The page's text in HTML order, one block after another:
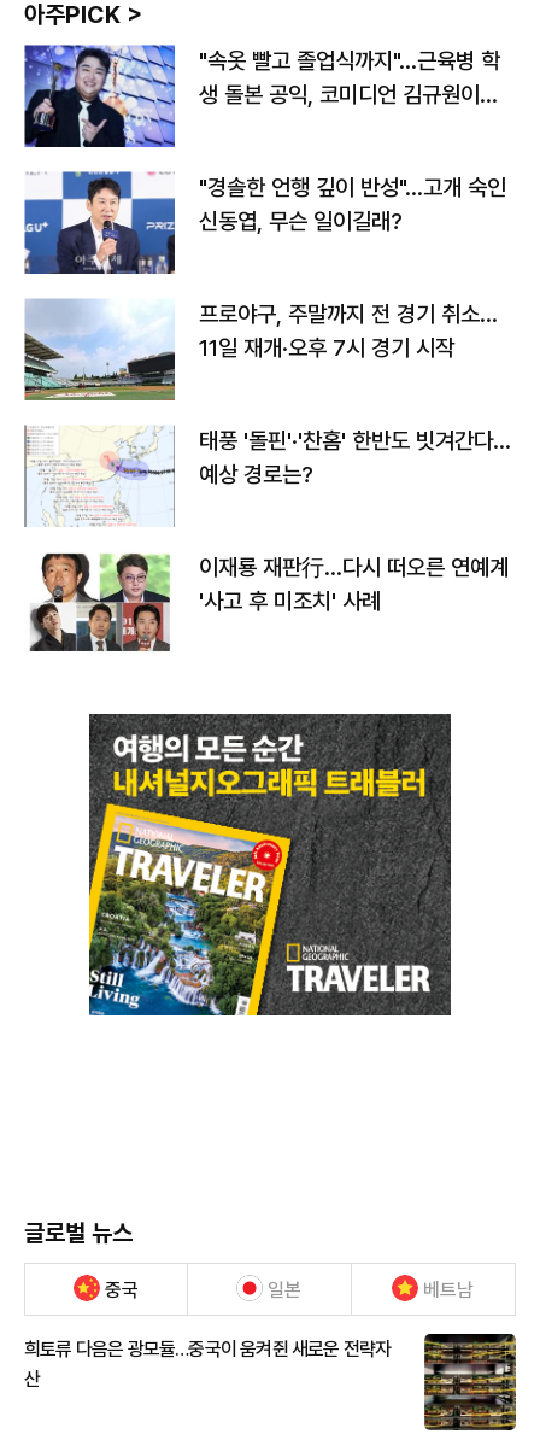
아주PICK >
"속옷 빨고 졸업식까지"…근육병 학
생 돌본 공익, 코미디언 김규원이었
"경솔한 언행 깊이 반성"…고개 숙인
신동엽, 무슨 일이길래?
프로야구, 주말까지 전 경기 취소…
11일 재개·오후 7시 경기 시작
태풍 '돌핀'·'찬홈' 한반도 빗겨간다…
예상 경로는?
이재룡 재판行…다시 떠오른 연예계
'사고 후 미조치' 사례
글로벌 뉴스
중국 일본 베트남
희토류 다음은 광모듈…중국이 움켜쥔 새로운 전략자
산